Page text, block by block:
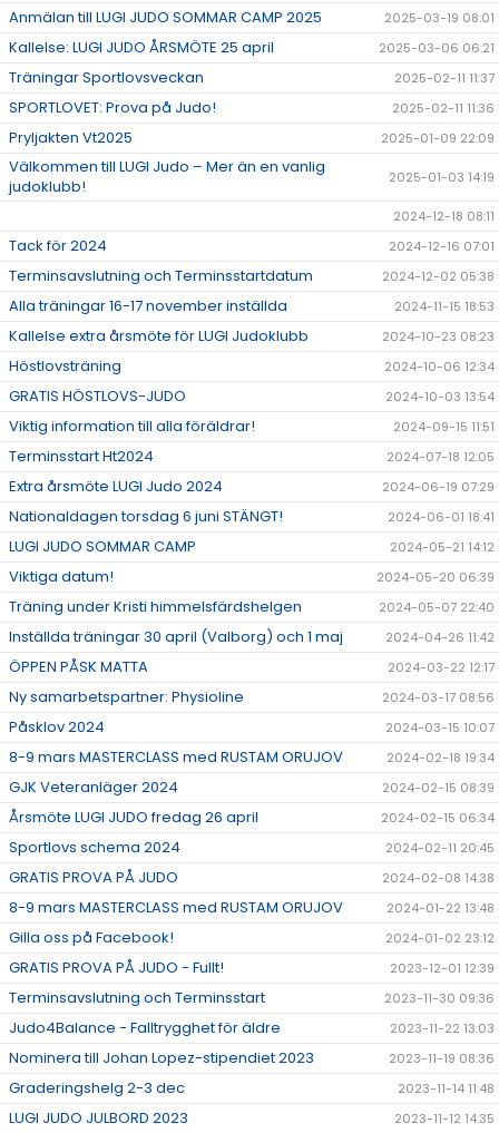
Anmälan till LUGI JUDO SOMMAR CAMP 2025 2025-03-19 08:01
Kallelse: LUGI JUDO ÅRSMÖTE 25 april 2025-03-06 06:21
Träningar Sportlovsveckan 2025-02-11 11:37
SPORTLOVET: Prova på Judo! 2025-02-11 11:36
Pryljakten Vt2025 2025-01-09 22:09
Välkommen till LUGI Judo – Mer än en vanlig
judoklubb!
2025-01-03 14:19
2024-12-18 08:11
Tack för 2024 2024-12-16 07:01
Terminsavslutning och Terminsstartdatum 2024-12-02 05:38
Alla träningar 16-17 november inställda 2024-11-15 18:53
Kallelse extra årsmöte för LUGI Judoklubb 2024-10-23 08:23
Höstlovsträning 2024-10-06 12:34
GRATIS HÖSTLOVS-JUDO 2024-10-03 13:54
Viktig information till alla föräldrar! 2024-09-15 11:51
Terminsstart Ht2024 2024-07-18 12:05
Extra årsmöte LUGI Judo 2024 2024-06-19 07:29
Nationaldagen torsdag 6 juni STÄNGT! 2024-06-01 18:41
LUGI JUDO SOMMAR CAMP 2024-05-21 14:12
Viktiga datum! 2024-05-20 06:39
Träning under Kristi himmelsfärdshelgen 2024-05-07 22:40
Inställda träningar 30 april (Valborg) och 1 maj 2024-04-26 11:42
ÖPPEN PÅSK MATTA 2024-03-22 12:17
Ny samarbetspartner: Physioline 2024-03-17 08:56
Påsklov 2024 2024-03-15 10:07
8-9 mars MASTERCLASS med RUSTAM ORUJOV 2024-02-18 19:34
GJK Veteranläger 2024 2024-02-15 08:39
Årsmöte LUGI JUDO fredag 26 april 2024-02-15 06:34
Sportlovs schema 2024 2024-02-11 20:45
GRATIS PROVA PÅ JUDO 2024-02-08 14:38
8-9 mars MASTERCLASS med RUSTAM ORUJOV 2024-01-22 13:48
Gilla oss på Facebook! 2024-01-02 23:12
GRATIS PROVA PÅ JUDO - Fullt! 2023-12-01 12:39
Terminsavslutning och Terminsstart 2023-11-30 09:36
Judo4Balance - Falltrygghet för äldre 2023-11-22 13:03
Nominera till Johan Lopez-stipendiet 2023 2023-11-19 08:36
Graderingshelg 2-3 dec 2023-11-14 11:48
LUGI JUDO JULBORD 2023 2023-11-12 14:35